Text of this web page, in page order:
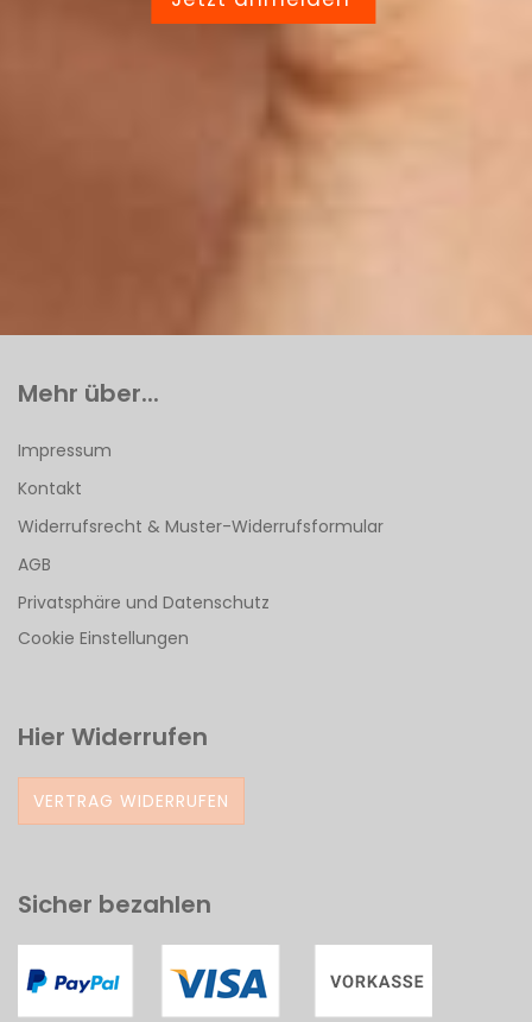
Mehr über...
Impressum
Kontakt
Widerrufsrecht & Muster-Widerrufsformular
AGB
Privatsphäre und Datenschutz
Cookie Einstellungen
Hier Widerrufen
VERTRAG WIDERRUFEN
Sicher bezahlen